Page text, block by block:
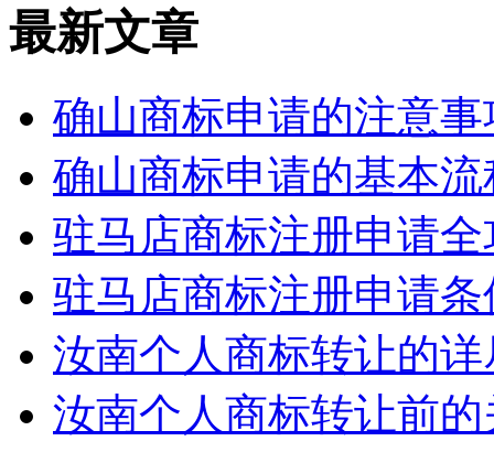
最新文章
确山商标申请的注意事
确山商标申请的基本流
驻马店商标注册申请全
驻马店商标注册申请
汝南个人商标转让的
汝南个人商标转让前